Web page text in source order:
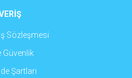
Sözleşmesi
Güvenlik
Şartları